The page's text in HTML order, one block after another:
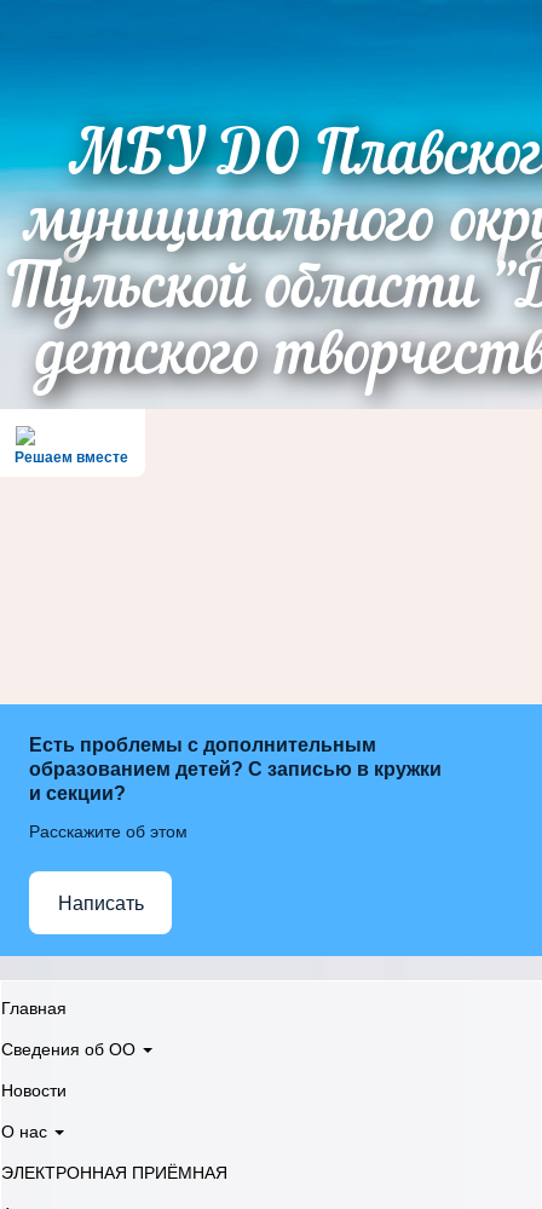
МБУ ДО
муниципального
Тульской области
детского
Решаем вместе
Есть проблемы с дополнительным
образованием детей? С записью в кружки
и секции?
Расскажите об этом
Написать
Главная
Сведения об ОО
Новости
О нас
ЭЛЕКТРОННАЯ ПРИЁМНАЯ